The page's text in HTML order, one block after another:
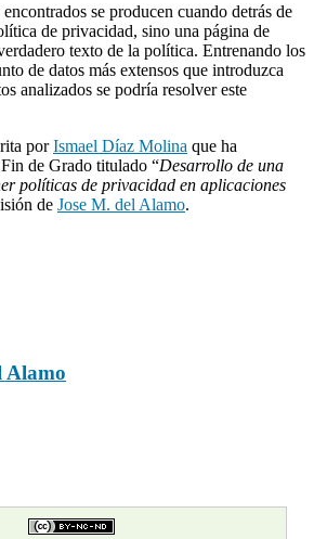
se producen cuando detrás de
de privacidad, sino una página de
texto de la política. Entrenando los
de datos más extensos que introduzca
analizados se podría resolver este
porIsmael Díaz Molina que ha
de Grado titulado “Desarrollo de una
políticas de privacidad en aplicaciones
de Jose M. del Alamo.
Alamo